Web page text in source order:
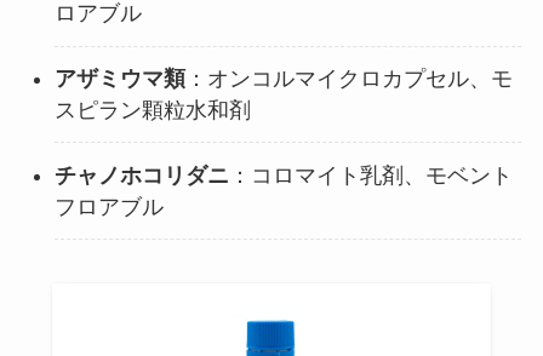
ロアブル
アザミウマ類：オンコルマイクロカプセル、モ
スピラン顆粒水和剤
チャノホコリダニ ：コロマイト乳剤、モベント
フロアブル